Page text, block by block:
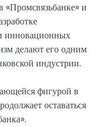
«Промсвязьбанке» и
инновационных
делают его одним
индустрии.
фигурой в
оставаться